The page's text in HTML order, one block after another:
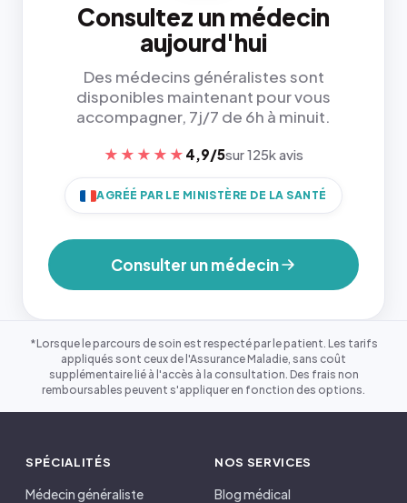
Consultez un médecin
aujourd'hui
Des médecins généralistes sont
disponibles maintenant pour vous
accompagner, 7j/7 de 6h à minuit.
★★★★★ 4,9/5sur 125k avis
AGRÉÉ PAR LE MINISTÈRE DE LA SANTÉ
Consulter un médecin
*Lorsque le parcours de soin est respecté par le patient. Les tarifs
appliqués sont ceux de l'Assurance Maladie, sans coût
supplémentaire lié à l'accès à la consultation. Des frais non
remboursables peuvent s'appliquer en fonction des options.
SPÉCIALITÉS
Médecin généraliste
NOS SERVICES
Blog médical